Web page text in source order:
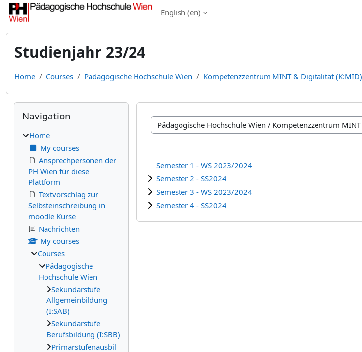
Skip to main content
English ‎(en)‎
Studienjahr 23/24
Home Courses Pädagogische Hochschule Wien Kompetenzzentrum MINT & Digitalität (K:MID)
Course categories
Semester 1 - WS 2023/2024
Semester 2 - SS2024
Semester 3 - WS 2023/2024
Semester 4 - SS2024
Blocks
Skip Navigation
Navigation
Home
My courses
Ansprechpersonen der
PH Wien für diese
Plattform
Textvorschlag zur
Selbsteinschreibung in
moodle Kurse
Nachrichten
My courses
Courses
Pädagogische
Hochschule Wien
Sekundarstufe
Allgemeinbildung
(I:SAB)
Sekundarstufe
Berufsbildung (I:SBB)
Primarstufenausbil